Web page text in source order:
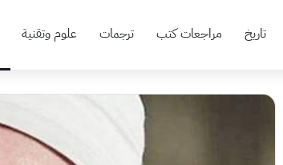
تاريخ مراجعات كتب ترجمات علوم وتقنية